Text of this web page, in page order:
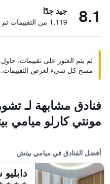
8.1 جيد جدًا
1,119 من التقييمات تم التحقق منها
لم يتم العثور على تقييمات.
مسح كل شيء لعرض التقييمات.
فنادق مشابهة لـ
مونتي كارلو ميامي
أفضل الفنادق في ميامي بيتش